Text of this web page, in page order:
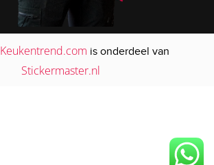
Keukentrend.com is onderdeel van
Stickermaster.nl